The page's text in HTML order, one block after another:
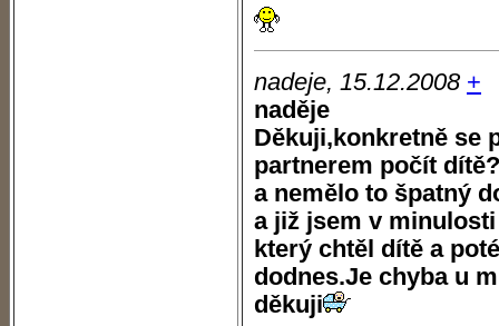
nadeje, 15.12.2008 +
naděje
Děkuji,konkretně se
partnerem počít
a nemělo to špatný
a již jsem v
který chtěl dítě a
dodnes.Je chyba u
děkuji